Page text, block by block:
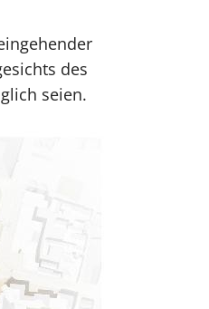
des
seien.